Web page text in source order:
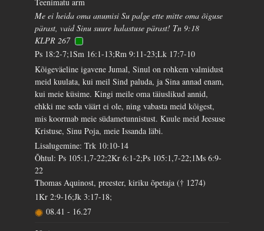
Me ei heida oma anumisi Su palge ette mitte oma õiguse
pärast, vaid Sinu suure halastuse pärast! Tn 9:18
KLPR 267
Ps 18:2-7;1Sm 16:1-13;Rm 9:11-23;Lk 17:7-10
Kõigeväeline igavene Jumal, Sinul on rohkem valmidust
meid kuulata, kui meil Sind paluda, ja Sina annad enam,
kui meie küsime. Kingi meile oma täiuslikud annid,
ehkki me seda väärt ei ole, ning vabasta meid kõigest,
mis koormab meie südametunnistust. Kuule meid Jeesuse
Kristuse, Sinu Poja, meie Issanda läbi.
Lisalugemine: Trk 10:10-14
Õhtul: Ps 105:1,7-22;2Kr 6:1-2;Ps 105:1,7-22;1Ms 6:9-
22
Thomas Aquinost, preester, kiriku õpetaja († 1274)
1Kr 2:9-16;Jk 3:17-18;
08.41 - 16.27